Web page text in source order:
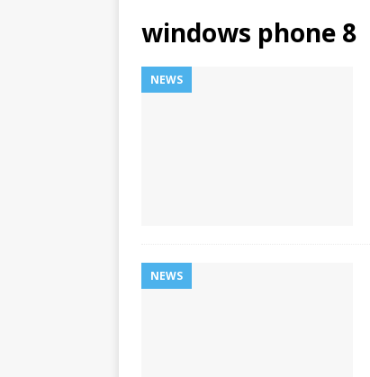
windows phone 8
NEWS
NEWS